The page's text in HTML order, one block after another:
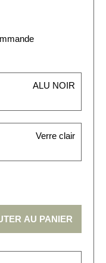
ALU NOIR
Verre clair